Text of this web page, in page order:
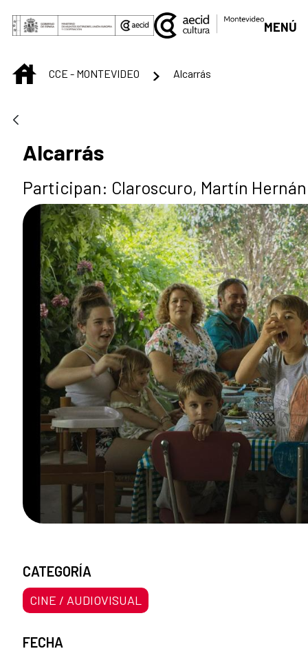
Saltar al contenido principal
MENÚ
INICIOCCE - MONTEVIDEO Alcarrás
Alcarrás
Participan: Claroscuro, Martín
CATEGORÍA
CINE / AUDIOVISUAL
FECHA